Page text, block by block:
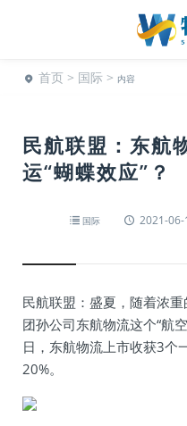
首页 > 国际 > 内容
民航联盟：东航
运“蝴蝶效应”？
国际 2021-
民航联盟：盛夏，随着浓
团孙公司东航物流这个“航
日，东航物流上市收获3个
20%。